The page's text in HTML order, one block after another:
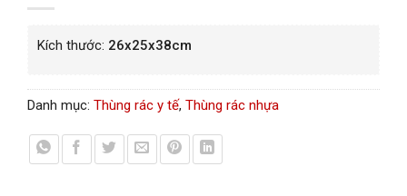
Kích thước: 26x25x38cm
Danh mục: Thùng rác y tế, Thùng rác nhựa